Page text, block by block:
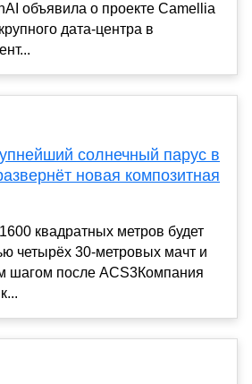
объявила о проекте Camellia
дата-центра в
солнечный парус в
новая композитная
квадратных метров будет
четырёх 30-метровых мачт и
шагом после ACS3Компания